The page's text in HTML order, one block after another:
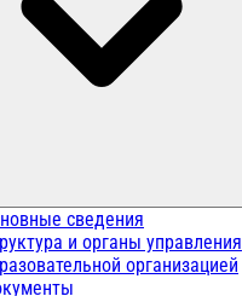
сведения
и органы управления
организацией